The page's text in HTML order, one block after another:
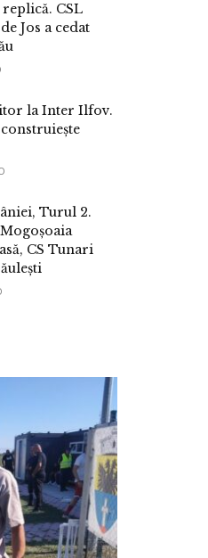
CSL
Jos a cedat
la Inter Ilfov.
Turul 2.
CS Tunari